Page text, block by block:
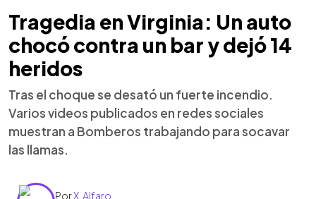
Tragedia en Virginia: Un auto
chocó contra un bar y dejó 14
heridos
Tras el choque se desató un fuerte incendio.
Varios videos publicados en redes sociales
muestran a Bomberos trabajando para socavar
las llamas.
PorX. Alfaro